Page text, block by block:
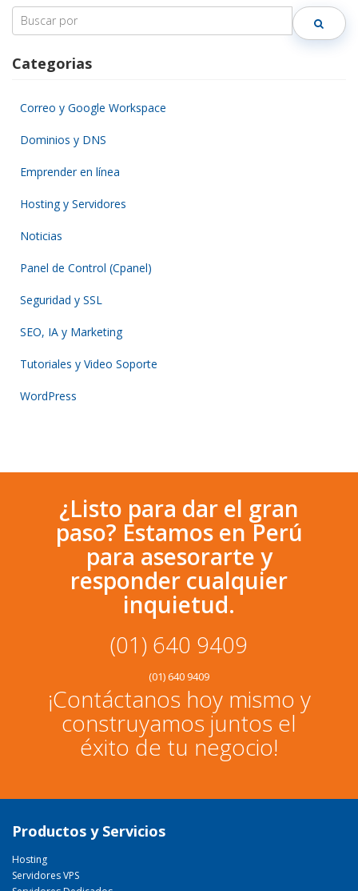
Search
for:
Categorias
Correo y Google Workspace
Dominios y DNS
Emprender en línea
Hosting y Servidores
Noticias
Panel de Control (Cpanel)
Seguridad y SSL
SEO, IA y Marketing
Tutoriales y Video Soporte
WordPress
¿Listo para dar el gran
paso? Estamos en Perú
para asesorarte y
responder cualquier
inquietud.
(01) 640 9409
(01) 640 9409
¡Contáctanos hoy mismo y
construyamos juntos el
éxito de tu negocio!
Productos y Servicios
Hosting
Servidores VPS